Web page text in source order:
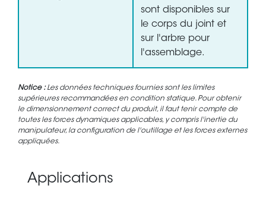
sont disponibles sur
le corps du joint et
sur l'arbre pour
l'assemblage.
Notice :Les données techniques fournies sont les limites
supérieures recommandées en condition statique. Pour obtenir
le dimensionnement correct du produit, il faut tenir compte de
toutes les forces dynamiques applicables, y compris l'inertie du
manipulateur, la configuration de l'outillage et les forces externes
appliquées.
Applications